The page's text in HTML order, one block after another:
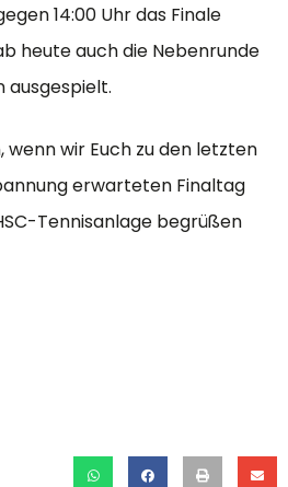
14:00 Uhr das Finale
heute auch die Nebenrunde
ausgespielt.
wenn wir Euch zu den letzten
erwarteten Finaltag
Tennisanlage begrüßen